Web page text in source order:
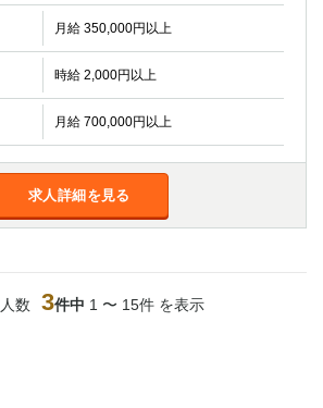
月給 350,000円以上
時給 2,000円以上
月給 700,000円以上
求人詳細を見る
数 3件中 1 〜 15件 を表示
宮西口）
館林